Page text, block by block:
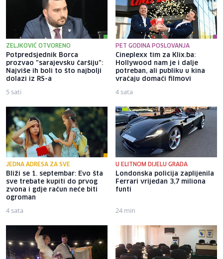
ZELJKOVIĆ OTVORENO
Potpredsjednik Borca
prozvao "sarajevsku čaršiju":
Najviše ih boli to što najbolji
dolazi iz RS-a
5 sati
PET GODINA POSLOVANJA
Cineplexx tim za Klix.ba:
Hollywood nam je i dalje
potreban, ali publiku u kina
vraćaju domaći filmovi
4 sata
JEDNA ADRESA ZA SVE
Bliži se 1. septembar: Evo šta
sve trebate kupiti do prvog
zvona i gdje račun neće biti
ogroman
4 sata
U ELITNOM DIJELU GRADA
Londonska policija zaplijenila
Ferrari vrijedan 3,7 miliona
funti
24 min